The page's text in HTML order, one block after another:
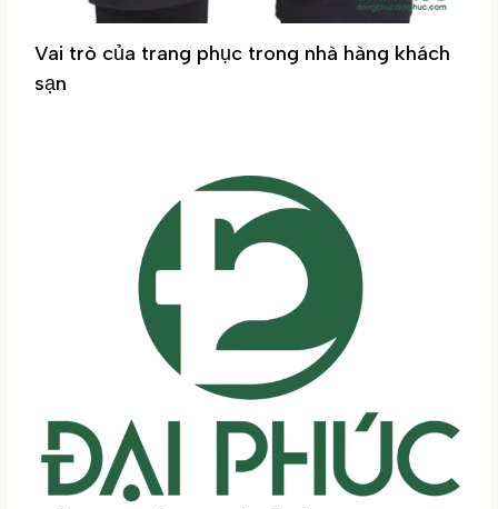
Vai trò của trang phục trong nhà hàng khách
sạn